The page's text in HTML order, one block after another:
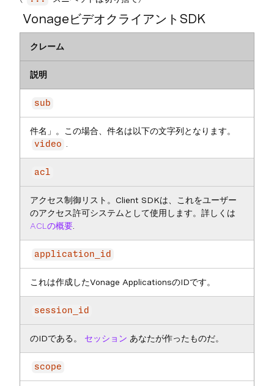
VonageビデオクライアントSDK
クレーム
説明
sub
件名」。この場合、件名は以下の文字列となります。
video
acl
アクセス制御リスト。Client SDKは、これをユーザー
のアクセス許可システムとして使用します。詳しくは
ACLの概要
application_id
これは作成したVonage ApplicationsのIDです。
session_id
のIDである。 セッション あなたが作ったものだ。
scope